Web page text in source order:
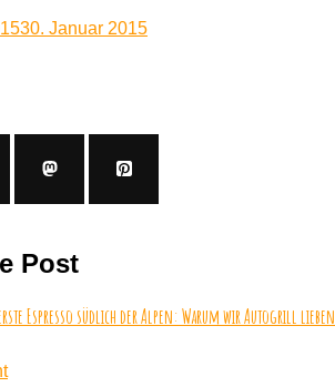
30. Januar 2015
Post
Espresso südlich der Alpen: Warum wir Autogrill lieben